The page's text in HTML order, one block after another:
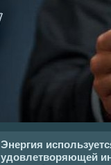
Энергия
удовлетворяющей